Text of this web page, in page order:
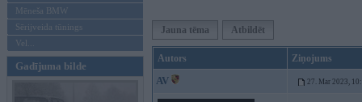
Mēneša BMW
Sērijveida tūnings
Vel...
Gadījuma bilde
Jauna tēma Atbildēt
Autors Ziņojums
AV 27. Mar 2023,